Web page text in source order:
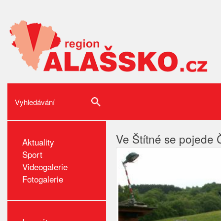
Aktuality
Sport
Videogalerie
Fotogalerie
Ve Štítné se pojede